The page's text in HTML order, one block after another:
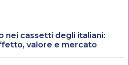
nei cassetti degli italiani:
valore e mercato